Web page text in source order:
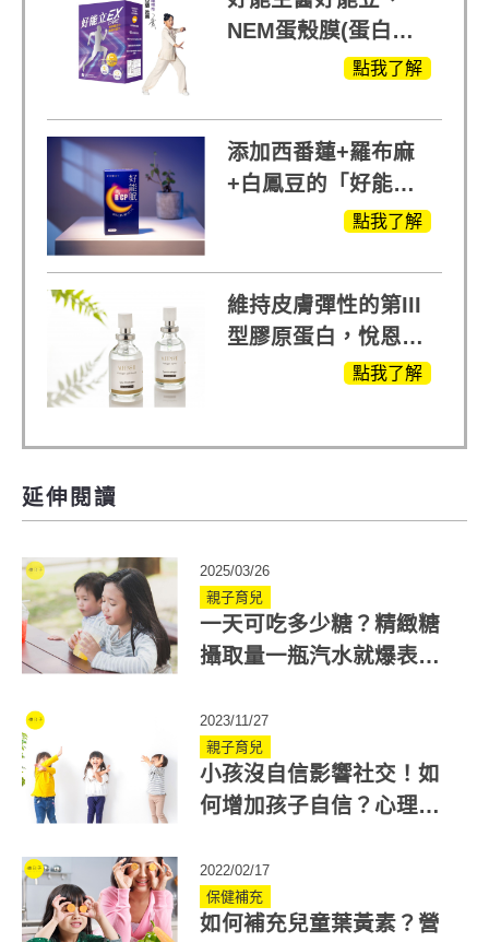
NEM蛋殼膜(蛋白聚
醣)關鍵配方，厲害其
點我了解
添加西番蓮+羅布麻
+白鳳豆的「好能
眠」，獨家專利配
點我了解
維持皮膚彈性的第III
型膠原蛋白，悅恩詩
給予寶寶般的肌膚感
點我了解
延伸閱讀
2025/03/26
親子育兒
一天可吃多少糖？精緻糖
攝取量一瓶汽水就爆表！
腦部發育
2023/11/27
親子育兒
小孩沒自信影響社交！如
何增加孩子自信？心理
應」
2022/02/17
保健補充
如何補充兒童葉黃素？營